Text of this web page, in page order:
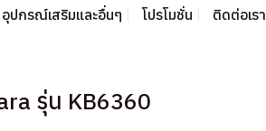
อุปกรณ์เสริมและอื่นๆ โปรโมชั่น ติดต่อเรา
รุ่น KB6360